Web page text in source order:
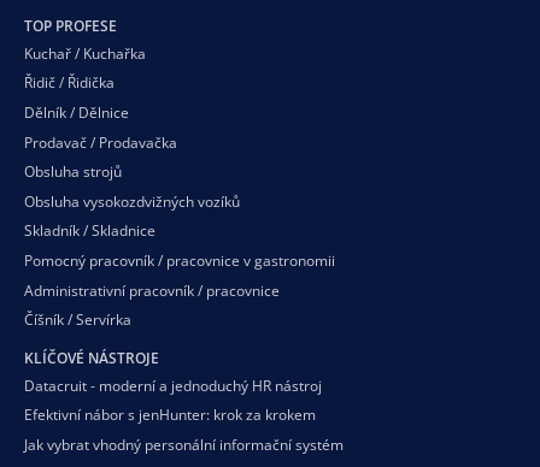
TOP PROFESE
Kuchař / Kuchařka
Řidič / Řidička
Dělník / Dělnice
Prodavač / Prodavačka
Obsluha strojů
Obsluha vysokozdvižných vozíků
Skladník / Skladnice
Pomocný pracovník / pracovnice v gastronomii
Administrativní pracovník / pracovnice
Číšník / Servírka
KLÍČOVÉ NÁSTROJE
Datacruit - moderní a jednoduchý HR nástroj
Efektivní nábor s jenHunter: krok za krokem
Jak vybrat vhodný personální informační systém